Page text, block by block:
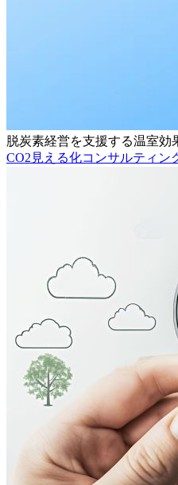
脱炭素経営を支援する温室効
CO2見える化コンサルティン